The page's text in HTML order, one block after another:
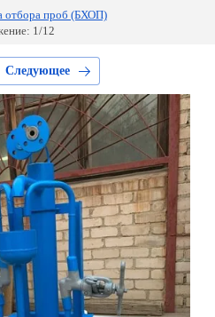
отбора проб (БХОП)
1/12
Следующее